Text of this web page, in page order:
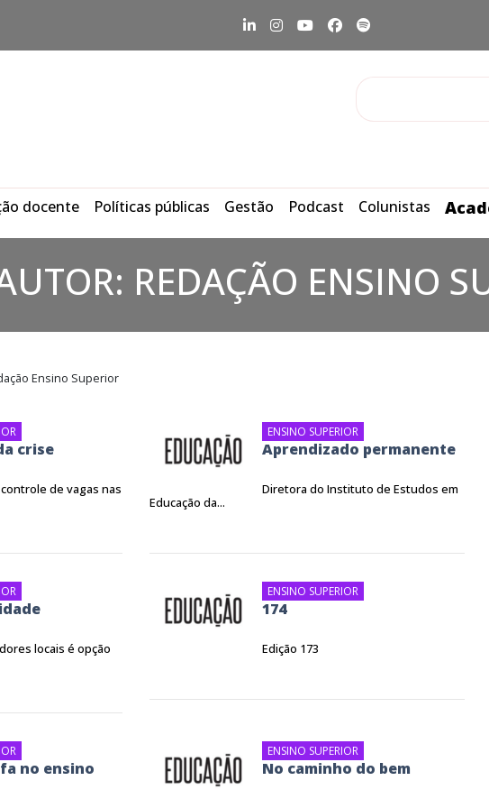
docente Políticas públicas Gestão Podcast Colunistas
REDAÇÃO ENSINO
Ensino Superior
crise
de vagas nas
ENSINO SUPERIOR
Aprendizado permanente
Diretora do Instituto de Estudos em
Educação da...
locais é opção
ENSINO SUPERIOR
174
Edição 173
no ensino
ENSINO SUPERIOR
No caminho do bem